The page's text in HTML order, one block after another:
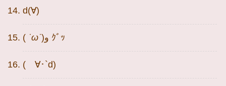
d(∀)
‎( ˙ω˙ )و ｸﾞｯ
(ゝ∀･`d)